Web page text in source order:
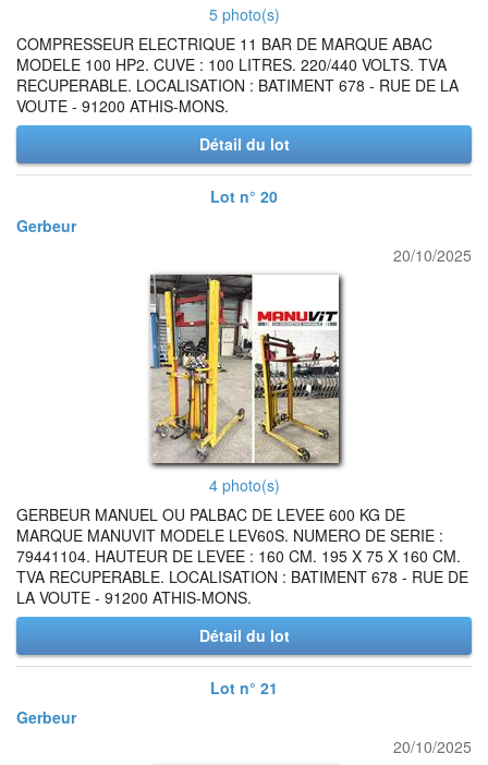
5 photo(s)
COMPRESSEUR ELECTRIQUE 11 BAR DE MARQUE ABAC
MODELE 100 HP2. CUVE : 100 LITRES. 220/440 VOLTS. TVA
RECUPERABLE. LOCALISATION : BATIMENT 678 - RUE DE LA
VOUTE - 91200 ATHIS-MONS.
Détail du lot
Lot n° 20
Gerbeur
20/10/2025
4 photo(s)
GERBEUR MANUEL OU PALBAC DE LEVEE 600 KG DE
MARQUE MANUVIT MODELE LEV60S. NUMERO DE SERIE :
79441104. HAUTEUR DE LEVEE : 160 CM. 195 X 75 X 160 CM.
TVA RECUPERABLE. LOCALISATION : BATIMENT 678 - RUE DE
LA VOUTE - 91200 ATHIS-MONS.
Détail du lot
Lot n° 21
Gerbeur
20/10/2025